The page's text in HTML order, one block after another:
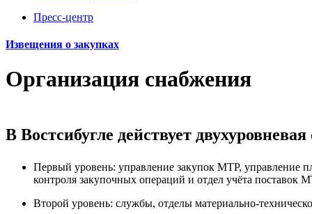
Пресс-центр
Извещения о закупках
Организация снабжения
В Востсибугле действует
Первый уровень: управление закупок МТР, управление
контроля закупочных операций и отдел учёта поставок
Второй уровень: службы, отделы материально-